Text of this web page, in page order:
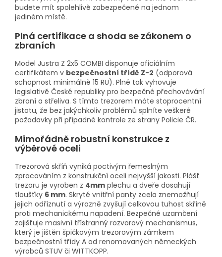
budete mít spolehlivě zabezpečené na jednom
jediném místě.
Plná certifikace a shoda se zákonem o
zbraních
Model Justra Z 2x5 COMBI disponuje oficiálním
certifikátem v bezpečnostní třídě Z-2 (odporová
schopnost minimálně 15 RU). Plně tak vyhovuje
legislativě České republiky pro bezpečné přechovávání
zbraní a střeliva. S tímto trezorem máte stoprocentní
jistotu, že bez jakýchkoliv problémů splníte veškeré
požadavky při případné kontrole ze strany Policie ČR.
Mimořádně robustní konstrukce z
výběrové oceli
Trezorová skříň vyniká poctivým řemeslným
zpracováním z konstrukční oceli nejvyšší jakosti. Plášť
trezoru je vyroben z 4mm plechu a dveře dosahují
tloušťky 6 mm. Skryté vnitřní panty zcela znemožňují
jejich odříznutí a výrazně zvyšují celkovou tuhost skříně
proti mechanickému napadení. Bezpečné uzamčení
zajišťuje masivní třístranný rozvorový mechanismus,
který je jištěn špičkovým trezorovým zámkem
bezpečnostní třídy A od renomovaných německých
výrobců STUV či WITTKOPP.